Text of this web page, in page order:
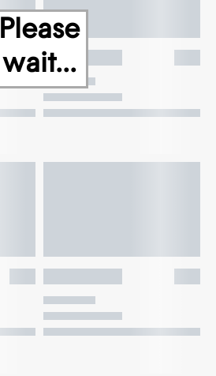
Please
wait...